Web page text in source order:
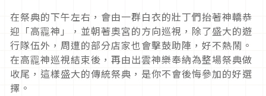
在祭典的下午左右，會由一群白衣的壯丁們抬著神轎恭
迎「高龗神」，並朝著奧宮的方向巡視，除了盛大的遊
行隊伍外，周遭的部分店家也會擊鼓助陣，好不熱鬧。
在高龗神巡視結束後，再由出雲神樂奉納為整場祭典做
收尾，這樣盛大的傳統祭典，是你不會後悔參加的好選
擇。